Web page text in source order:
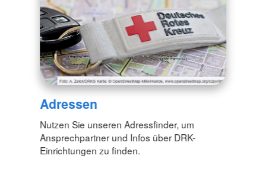
Adressen
Nutzen Sie unseren Adressfinder, um
Ansprechpartner und Infos über DRK-
Einrichtungen zu finden.